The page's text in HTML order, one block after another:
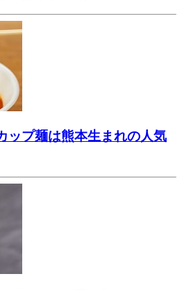
ップ麺は熊本生まれの人気